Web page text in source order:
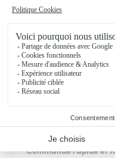
★ ★ ★ ★ ★
Facilité a trouver un
Facilité a trouver un
05/05/2026
Commande rapide et